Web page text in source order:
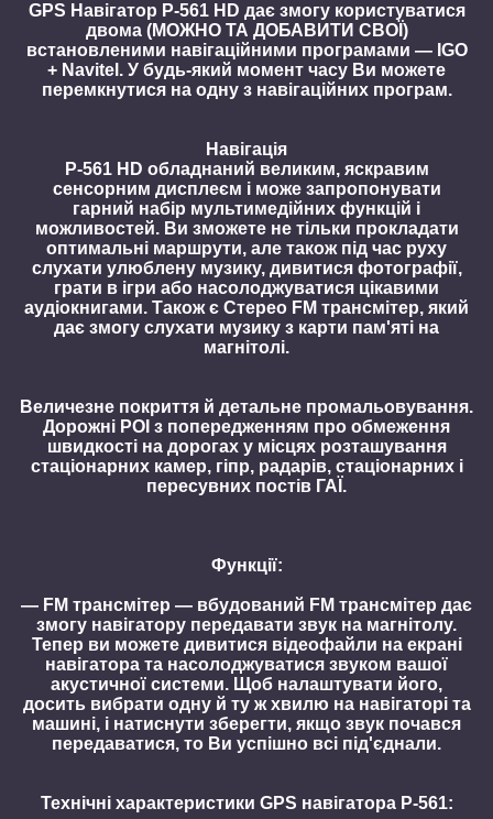
GPS Навігатор P-561 HD дає змогу користуватися
двома (МОЖНО ТА ДОБАВИТИ СВОЇ)
встановленими навігаційними програмами — IGO
+ Navitel. У будь-який момент часу Ви можете
перемкнутися на одну з навігаційних програм.
Навігація
P-561 HD обладнаний великим, яскравим
сенсорним дисплеєм і може запропонувати
гарний набір мультимедійних функцій і
можливостей. Ви зможете не тільки прокладати
оптимальні маршрути, але також під час руху
слухати улюблену музику, дивитися фотографії,
грати в ігри або насолоджуватися цікавими
аудіокнигами. Також є Стерео FM трансмітер, який
дає змогу слухати музику з карти пам'яті на
магнітолі.
Величезне покриття й детальне промальовування.
Дорожні POI з попередженням про обмеження
швидкості на дорогах у місцях розташування
стаціонарних камер, гіпр, радарів, стаціонарних і
пересувних постів ГАЇ.
Функції:
— FM трансмітер — вбудований FM трансмітер дає
змогу навігатору передавати звук на магнітолу.
Тепер ви можете дивитися відеофайли на екрані
навігатора та насолоджуватися звуком вашої
акустичної системи. Щоб налаштувати його,
досить вибрати одну й ту ж хвилю на навігаторі та
машині, і натиснути зберегти, якщо звук почався
передаватися, то Ви успішно всі під'єднали.
Технічні характеристики GPS навігатора P-561: